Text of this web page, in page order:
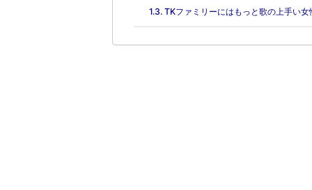
TKファミリーにはもっと歌の上手い女